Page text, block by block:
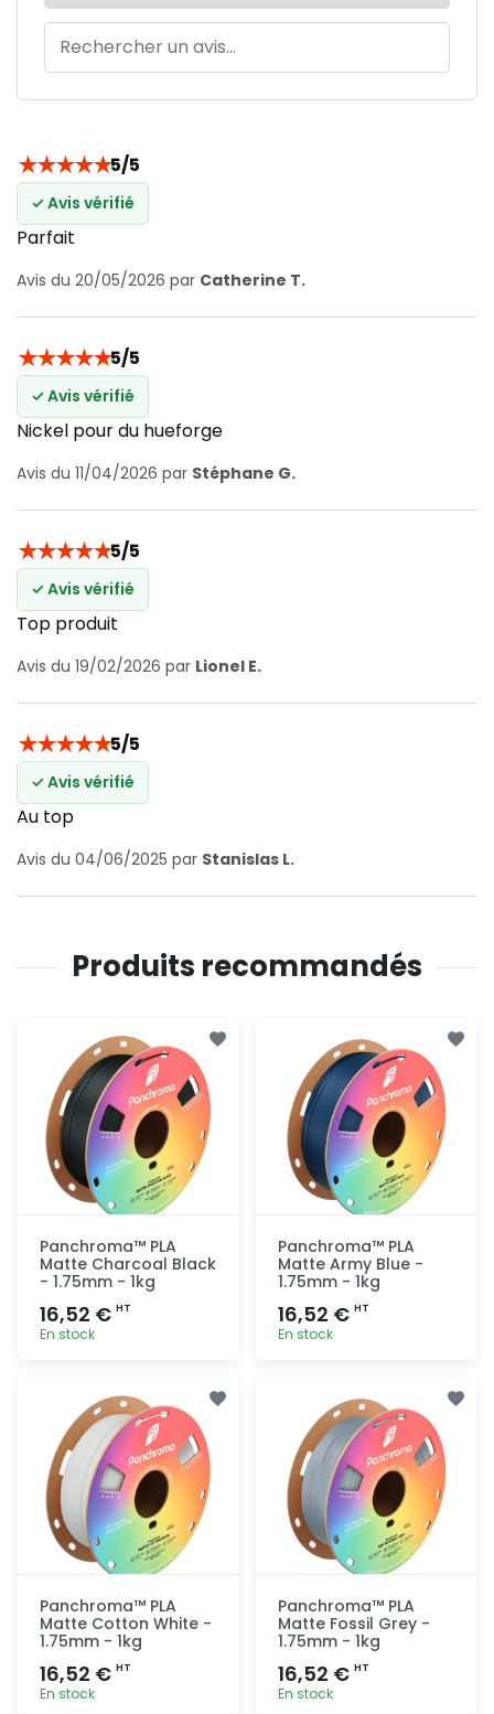
★★★★★5/5
✓ Avis vérifié
Parfait
Avis du 20/05/2026 par Catherine T.
★★★★★5/5
✓ Avis vérifié
Nickel pour du hueforge
Avis du 11/04/2026 par Stéphane G.
★★★★★5/5
✓ Avis vérifié
Top produit
Avis du 19/02/2026 par Lionel E.
★★★★★5/5
✓ Avis vérifié
Au top
Avis du 04/06/2025 par Stanislas L.
Produits recommandés
Panchroma™ PLA
Matte Charcoal Black
- 1.75mm - 1kg
16,52 € HT
En stock
rapide
Panchroma™ PLA
Matte Army Blue -
1.75mm - 1kg
16,52 € HT
En stock
rapide
Panchroma™ PLA
Matte Cotton White -
1.75mm - 1kg
16,52 € HT
En stock
Panchroma™ PLA
Matte Fossil Grey -
1.75mm - 1kg
16,52 € HT
En stock